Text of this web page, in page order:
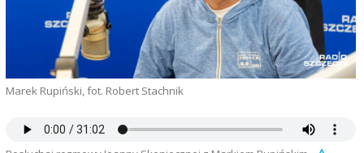
Marek Rupiński, fot. Robert Stachnik